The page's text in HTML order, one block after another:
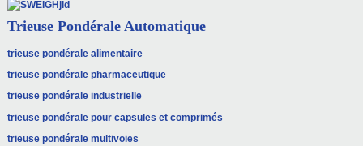
Trieuse Pondérale Automatique
trieuse pondérale alimentaire
trieuse pondérale pharmaceutique
trieuse pondérale industrielle
trieuse pondérale pour capsules et comprimés
trieuse pondérale multivoies